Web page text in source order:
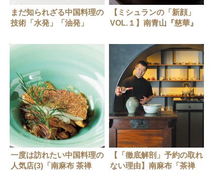
まだ知られざる中国料理の
技術「水発」「油発」
【ミシュランの「新顔」
VOL.１】南青山『慈華』
一度は訪れたい中国料理の
人気店(3)「南麻布 茶禅
【「徹底解剖」予約の取れ
ない理由】南麻布「茶禅